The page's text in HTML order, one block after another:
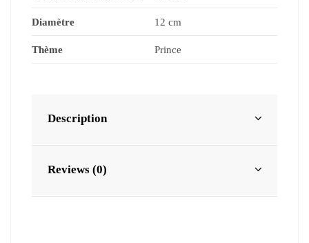
Diamètre 12 cm
Thème Prince
Description
Reviews (0)